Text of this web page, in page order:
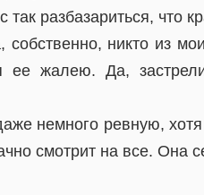
разбазариться, что
никто из
ее жалею. Да,
немного ревную,
смотрит на все. Она